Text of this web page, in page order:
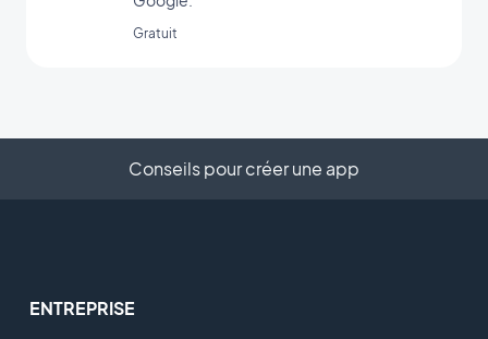
Gratuit
Conseils pour créer une app
ENTREPRISE